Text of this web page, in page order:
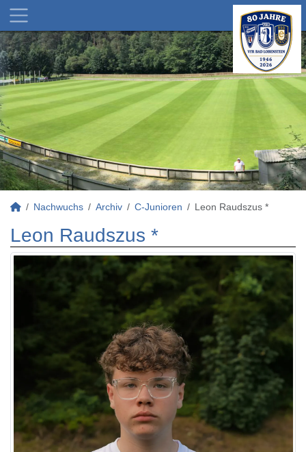
Nachwuchs Archiv C-Junioren Leon Raudszus *
Leon Raudszus *